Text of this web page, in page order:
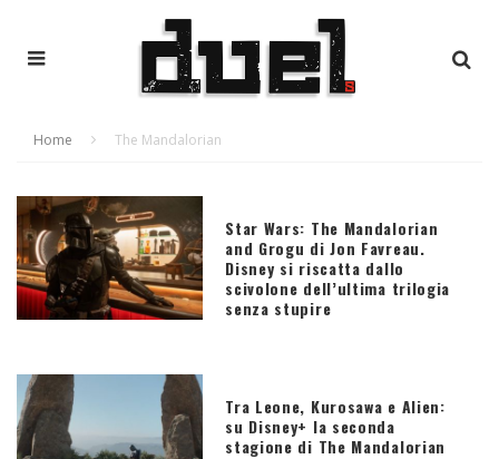
Home The Mandalorian
Star Wars: The Mandalorian
and Grogu di Jon Favreau.
Disney si riscatta dallo
scivolone dell’ultima trilogia
senza stupire
Tra Leone, Kurosawa e Alien:
su Disney+ la seconda
stagione di The Mandalorian